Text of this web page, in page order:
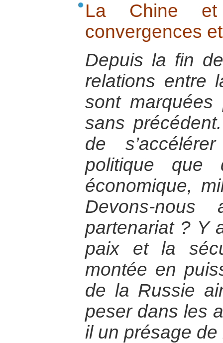
La Chine
convergences
Depuis la fin
relations entre
sont marquées
sans
de
politique que
économique,
Devons-
partenariat ? Y
paix et la
montée en
de la Russie
peser dans les
il un présage